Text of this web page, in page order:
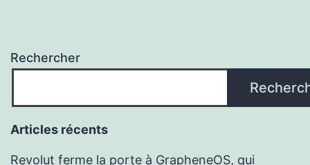
Rechercher
Articles récents
Revolut ferme la porte à GrapheneOS, qui